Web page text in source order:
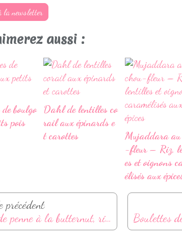
la newsletter
aussi :
boulgo
pois
Dahl de lentilles co
rail aux épinards e
t carottes
Mujaddara au
-fleur – Riz,
es et oignons
élisés aux
précédent
Gratin de penne à la butternut, ricotta et parmesan